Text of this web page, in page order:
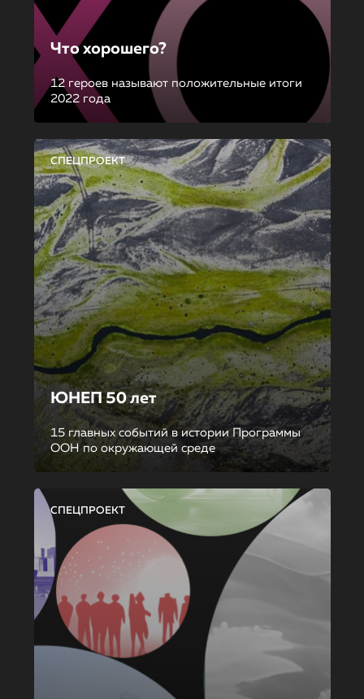
Что хорошего?
12 героев называют положительные итоги
2022 года
СПЕЦПРОЕКТ
ЮНЕП 50 лет
15 главных событий в истории Программы
ООН по окружающей среде
СПЕЦПРОЕКТ